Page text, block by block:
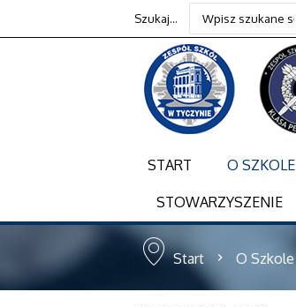
Szukaj...
START O SZKOLE
STOWARZYSZENIE
Start O Szkole